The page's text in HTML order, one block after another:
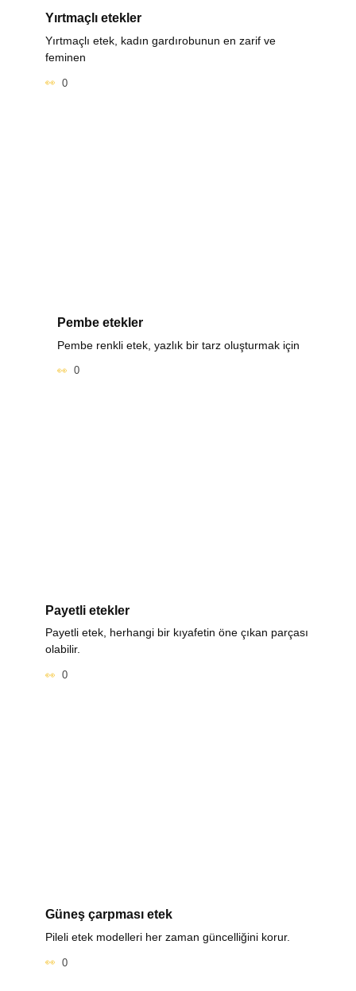
Yırtmaçlı etekler
Yırtmaçlı etek, kadın gardırobunun en zarif ve
feminen
0
Pembe etekler
Pembe renkli etek, yazlık bir tarz oluşturmak için
0
Payetli etekler
Payetli etek, herhangi bir kıyafetin öne çıkan parçası
olabilir.
0
Güneş çarpması etek
Pileli etek modelleri her zaman güncelliğini korur.
0